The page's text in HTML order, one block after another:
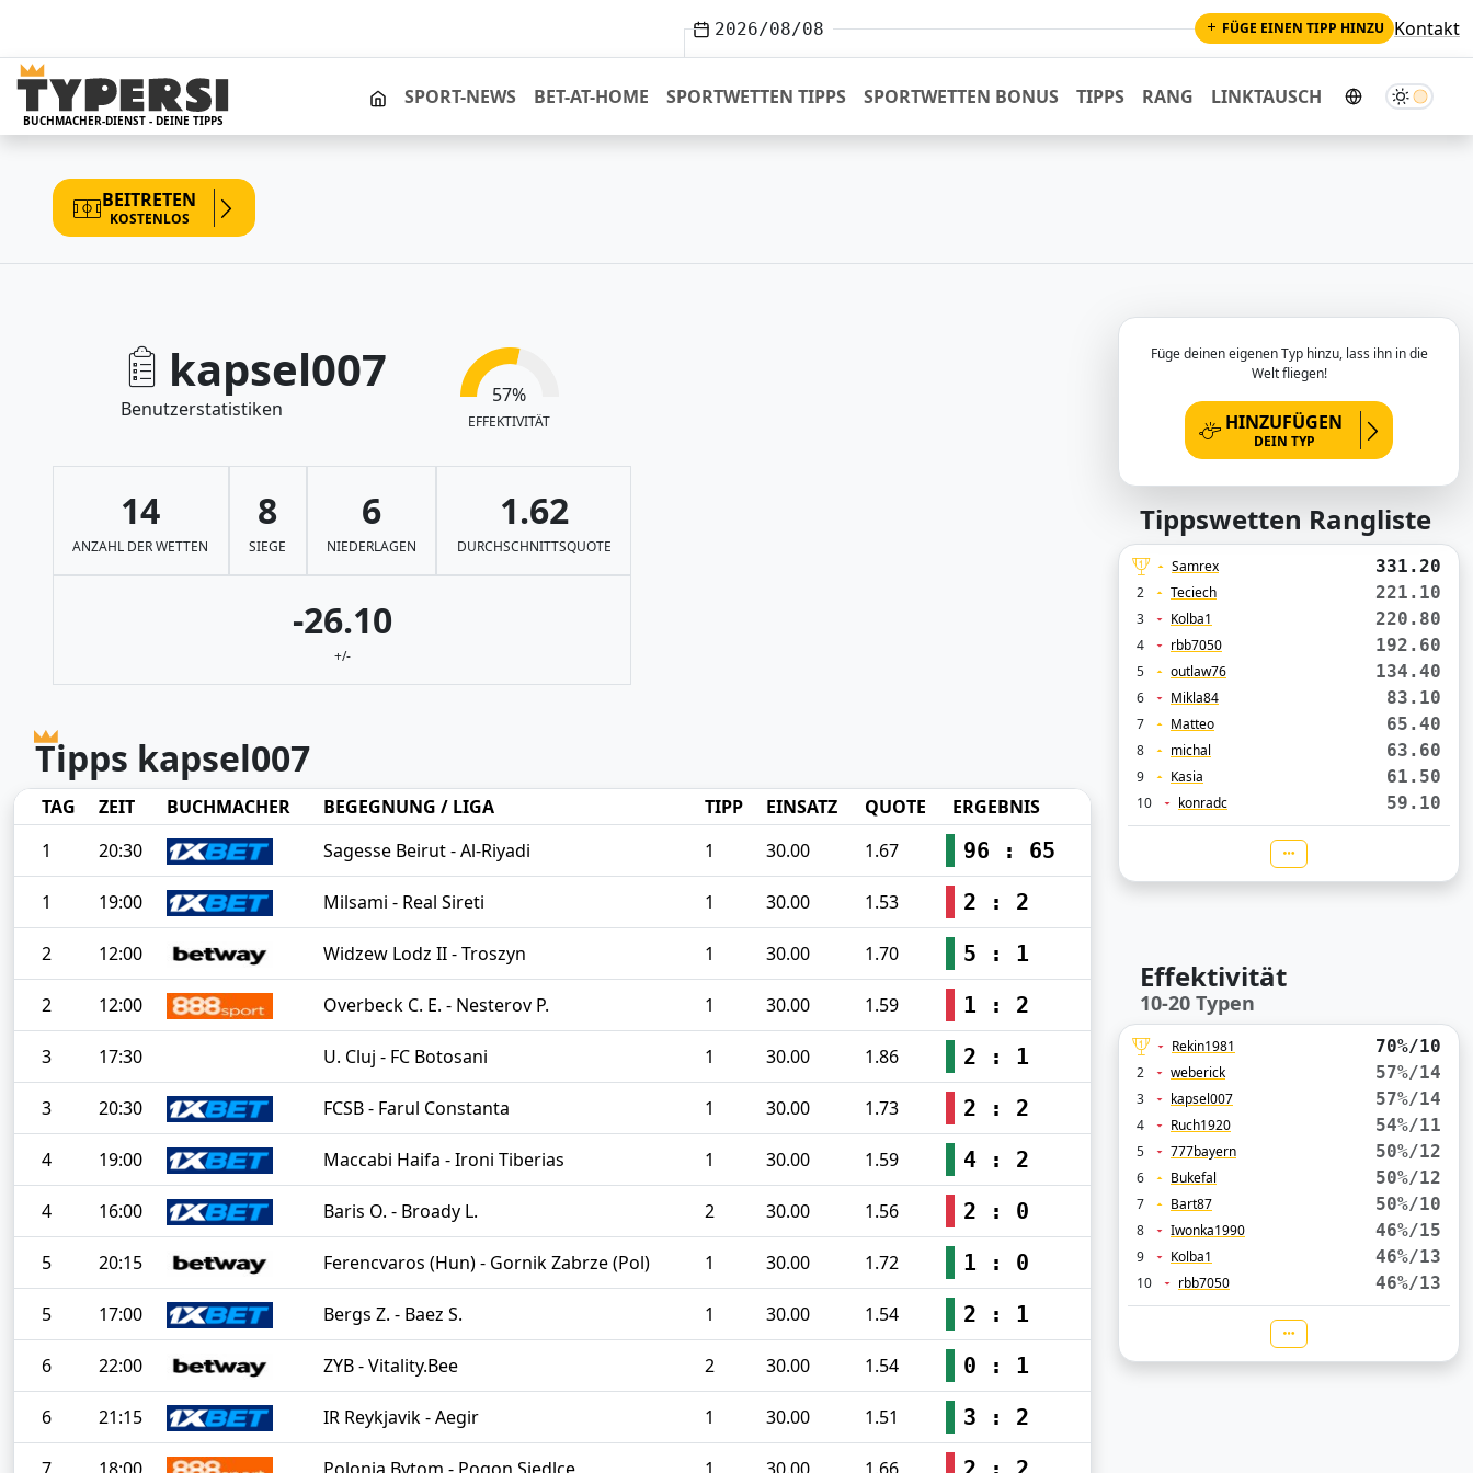
2026/08/08 FÜGE EINEN TIPP HINZU Kontakt
BUCHMACHER-DIENST - DEINE TIPPS
STARTSEITE
SPORT-NEWS BET-AT-HOME SPORTWETTEN TIPPS SPORTWETTEN BONUS TIPPS RANG LINKTAUSCH Dunkler
BEITRETEN
KOSTENLOS
kapsel007
Benutzerstatistiken
57%
EFFEKTIVITÄT
14
ANZAHL DER WETTEN
8
SIEGE
6
NIEDERLAGEN
1.62
DURCHSCHNITTSQUOTE
-26.10
+/-
Tipps kapsel007
TAG ZEIT BUCHMACHER BEGEGNUNG / LIGA TIPP EINSATZ QUOTE
ERGEBNIS
1
20:30 Sagesse Beirut - Al-Riyadi 1 30.00 1.67 96 : 65
1 19:00 Milsami - Real Sireti 1 30.00 1.53 2 : 2
2 12:00 Widzew Lodz II - Troszyn 1 30.00 1.70 5 : 1
2 12:00 Overbeck C. E. - Nesterov P. 1 30.00 1.59 1 : 2
3 17:30 U. Cluj - FC Botosani 1 30.00 1.86 2 : 1
3 20:30 FCSB - Farul Constanta 1 30.00 1.73 2 : 2
4 19:00 Maccabi Haifa - Ironi Tiberias 1 30.00 1.59 4 : 2
4 16:00 Baris O. - Broady L. 2 30.00 1.56 2 : 0
5 20:15 Ferencvaros (Hun) - Gornik Zabrze (Pol) 1 30.00 1.72 1 : 0
5 17:00 Bergs Z. - Baez S. 1 30.00 1.54 2 : 1
6 22:00 ZYB - Vitality.Bee 2 30.00 1.54 0 : 1
6 21:15 IR Reykjavik - Aegir 1 30.00 1.51 3 : 2
Füge deinen eigenen Typ hinzu, lass ihn in die
Welt fliegen!
HINZUFÜGEN
DEIN TYP
Tippswetten Rangliste
Samrex 331.20
2 Teciech 221.10
3 Kolba1 220.80
4 rbb7050 192.60
5 outlaw76 134.40
6 Mikla84 83.10
7 Matteo 65.40
8 michal 63.60
9 Kasia 61.50
10 konradc 59.10
Effektivität
10-20 Typen
Rekin1981 70%/10
2 weberick 57%/14
3 kapsel007 57%/14
4 Ruch1920 54%/11
5 777bayern 50%/12
6 Bukefal 50%/12
7 Bart87 50%/10
8 Iwonka1990 46%/15
9 Kolba1 46%/13
10 rbb7050 46%/13